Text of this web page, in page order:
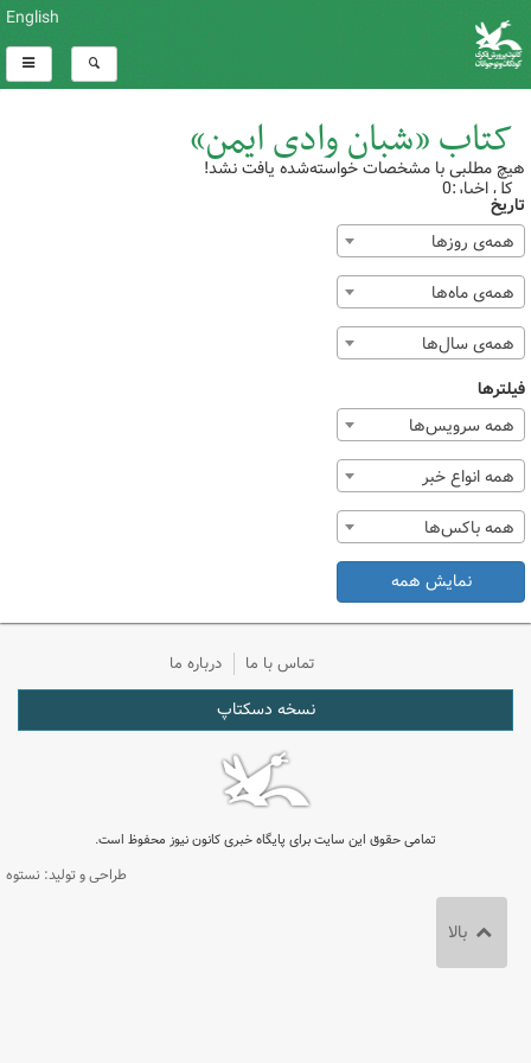
English
کتاب «شبان وادی ‌ایمن»
کل اخبار:0
هیچ مطلبی با مشخصات خواسته‌شده یافت نشد!
تاریخ
همه‌ی روزها
همه‌ی ماه‌ها
همه‌ی سال‌ها
فیلترها
همه سرویس‌ها
همه انواع خبر
همه باکس‌ها
نمایش همه
تماس با ما درباره ما
نسخه دسکتاپ
تمامی حقوق این سایت برای پایگاه خبری کانون نیوز محفوظ است.
طراحی و تولید: نستوه
بالا